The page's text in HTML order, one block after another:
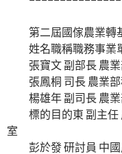
第二屆國傢農業轉
姓名職稱職務事業
張寶文 副部長 農業
張鳳桐 司長 農業部
楊雄年 副司長 農業
標的目的東 副主任
室
彭於發 研討員 中國